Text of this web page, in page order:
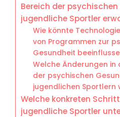
Bereich der
jugendliche Sportler
Wie könnte
von Programmen zur
Gesundheit
Welche Änderungen in
der psychischen
jugendlichen Sportlern
Welche konkreten
jugendliche Sportler